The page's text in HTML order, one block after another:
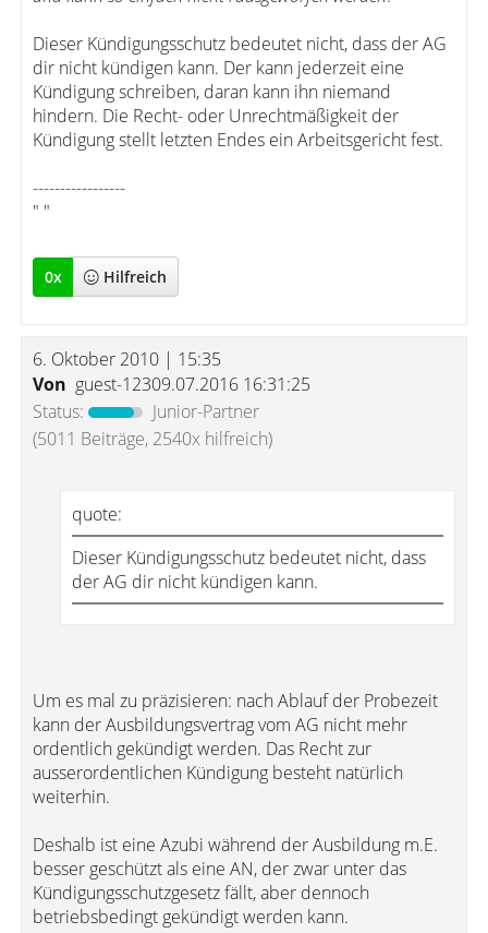
Dieser Kündigungsschutz bedeutet nicht, dass der AG
dir nicht kündigen kann. Der kann jederzeit eine
Kündigung schreiben, daran kann ihn niemand
hindern. Die Recht- oder Unrechtmäßigkeit der
Kündigung stellt letzten Endes ein Arbeitsgericht fest.
-----------------
" "
0x Hilfreich
6. Oktober 2010 | 15:35
Von guest-12309.07.2016 16:31:25
Status:
Junior-Partner
(5011 Beiträge, 2540x hilfreich)
quote:
Dieser Kündigungsschutz bedeutet nicht, dass
der AG dir nicht kündigen kann.
Um es mal zu präzisieren: nach Ablauf der Probezeit
kann der Ausbildungsvertrag vom AG nicht mehr
ordentlich gekündigt werden. Das Recht zur
ausserordentlichen Kündigung besteht natürlich
weiterhin.
Deshalb ist eine Azubi während der Ausbildung m.E.
besser geschützt als eine AN, der zwar unter das
Kündigungsschutzgesetz fällt, aber dennoch
betriebsbedingt gekündigt werden kann.